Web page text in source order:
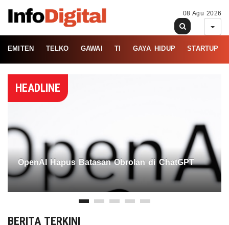
08 Agu 2026
EMITEN TELKO GAWAI TI GAYA HIDUP STARTUP
HEADLINE
OpenAI Hapus Batasan Obrolan di ChatGPT
BERITA TERKINI